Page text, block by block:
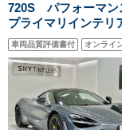
720S パフォーマン
プライマリインテリ
スポーツエキゾース
ーライトウェイトホ
車両品質評価書付 オンライ